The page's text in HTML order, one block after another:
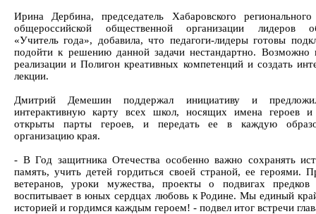
Ирина Дербина, председатель Хабаровского регионального
общероссийской общественной организации лидеров
«Учитель года», добавила, что педагоги-лидеры готовы
подойти к решению данной задачи нестандартно. Возможно
реализации и Полигон креативных компетенций и создать
лекции.
Дмитрий Демешин поддержал инициативу и
интерактивную карту всех школ, носящих имена героев
открыты парты героев, и передать ее в каждую
организацию края.
- В Год защитника Отечества особенно важно сохранять
память, учить детей гордиться своей страной, ее героями.
ветеранов, уроки мужества, проекты о подвигах
воспитывает в юных сердцах любовь к Родине. Мы единый
историей и гордимся каждым героем! - подвел итог встречи